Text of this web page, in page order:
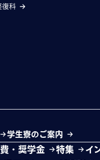
復科
学生寮のご案内
・奨学金 特集 イ